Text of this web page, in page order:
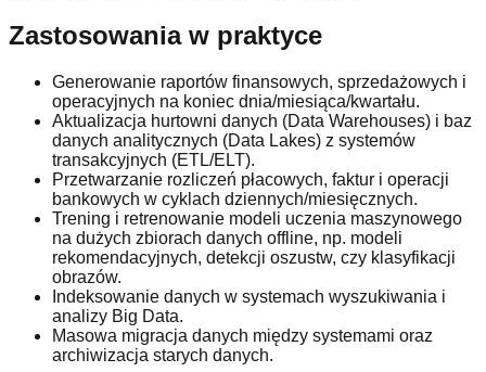
Zastosowania w praktyce
Generowanie raportów finansowych, sprzedażowych i
operacyjnych na koniec dnia/miesiąca/kwartału.
Aktualizacja hurtowni danych (Data Warehouses) i baz
danych analitycznych (Data Lakes) z systemów
transakcyjnych (ETL/ELT).
Przetwarzanie rozliczeń płacowych, faktur i operacji
bankowych w cyklach dziennych/miesięcznych.
Trening i retrenowanie modeli uczenia maszynowego
na dużych zbiorach danych offline, np. modeli
rekomendacyjnych, detekcji oszustw, czy klasyfikacji
obrazów.
Indeksowanie danych w systemach wyszukiwania i
analizy Big Data.
Masowa migracja danych między systemami oraz
archiwizacja starych danych.